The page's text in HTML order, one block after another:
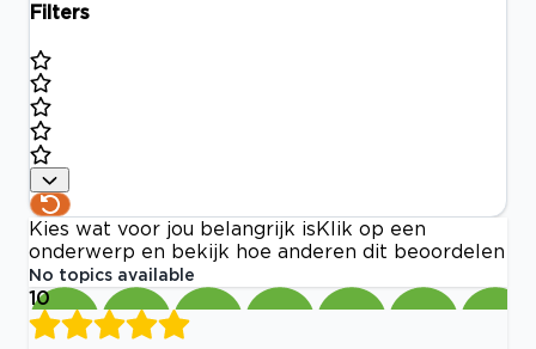
Filters
Kies wat voor jou belangrijk is Klik op een
onderwerp en bekijk hoe anderen dit beoordelen
No topics available
10